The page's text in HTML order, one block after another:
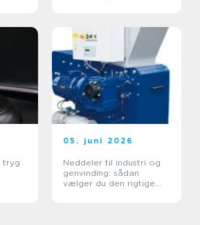
05. juni 2026
Neddeler til industri og
genvinding: sådan
vælger du den rigtige